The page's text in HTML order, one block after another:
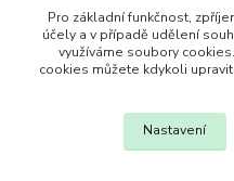
+420 380 830 198
wokas.online@yahoo.cz
Pro základní funkčnost,
účely a v případě udělení
využíváme soubory
cookies můžete kdykoli
Nastavení